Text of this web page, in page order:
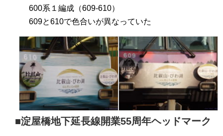
600系１編成（609-610）
609と610で色合いが異なっていた
■淀屋橋地下延長線開業55周年ヘッドマーク